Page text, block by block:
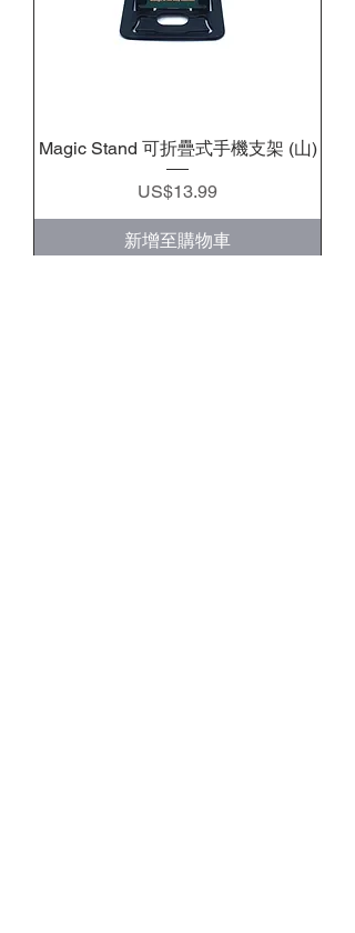
Magic Stand 可折疊式手機支架 (山)
價格
US$13.99
新增至購物車